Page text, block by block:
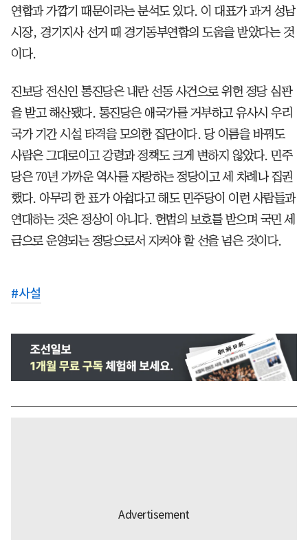
연합과 가깝기 때문이라는 분석도 있다. 이 대표가 과거 성남
시장, 경기지사 선거 때 경기동부연합의 도움을 받았다는 것
이다.
진보당 전신인 통진당은 내란 선동 사건으로 위헌 정당 심판
을 받고 해산됐다. 통진당은 애국가를 거부하고 유사시 우리
국가 기간 시설 타격을 모의한 집단이다. 당 이름을 바꿔도
사람은 그대로이고 강령과 정책도 크게 변하지 않았다. 민주
당은 70년 가까운 역사를 자랑하는 정당이고 세 차례나 집권
했다. 아무리 한 표가 아쉽다고 해도 민주당이 이런 사람들과
연대하는 것은 정상이 아니다. 헌법의 보호를 받으며 국민 세
금으로 운영되는 정당으로서 지켜야 할 선을 넘은 것이다.
#사설